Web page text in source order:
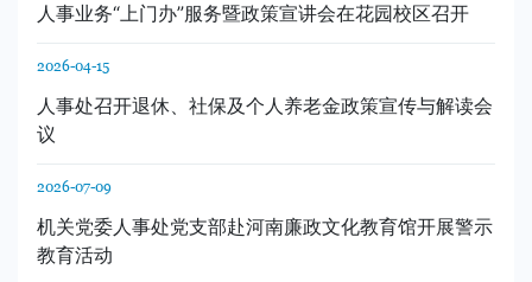
人事业务“上门办”服务暨政策宣讲会在花园校区召开
2026-04-15
人事处召开退休、社保及个人养老金政策宣传与解读会
议
2026-07-09
机关党委人事处党支部赴河南廉政文化教育馆开展警示
教育活动